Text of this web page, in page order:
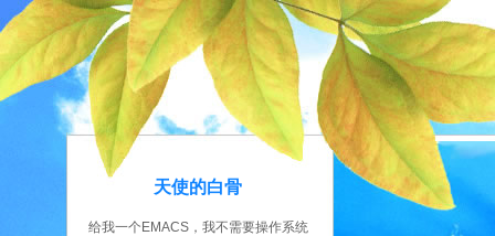
天使的白骨
给我一个EMACS，我不需要操作系统